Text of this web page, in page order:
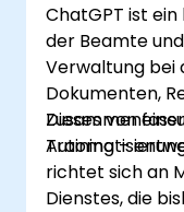
ChatGPT ist
der Beamte
Verwaltung bei
Dokumenten,
Dieses von
Training –
richtet sich an
Dienstes, die